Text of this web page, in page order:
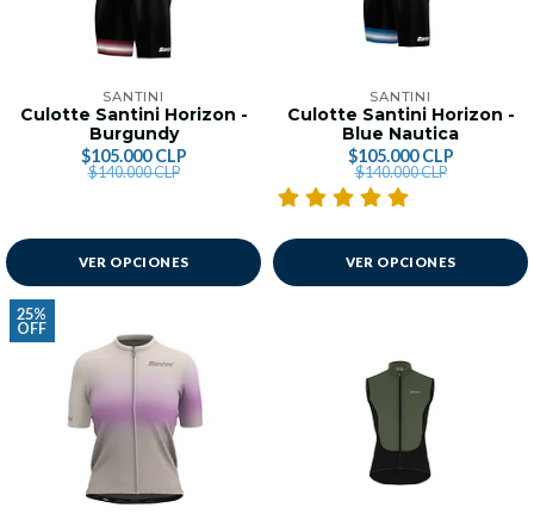
SANTINI
Culotte Santini Horizon -
Burgundy
$105.000 CLP
$140.000 CLP
VER OPCIONES
SANTINI
Culotte Santini Horizon -
Blue Nautica
$105.000 CLP
$140.000 CLP
VER OPCIONES
25%
OFF